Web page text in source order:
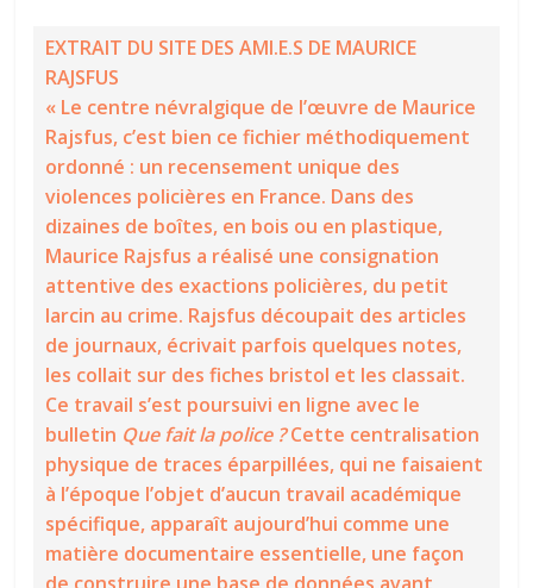
EXTRAIT DU SITE DES AMI.E.S DE MAURICE
RAJSFUS
« Le centre névralgique de l’œuvre de Maurice
Rajsfus, c’est bien ce fichier méthodiquement
ordonné : un recensement unique des
violences policières en France. Dans des
dizaines de boîtes, en bois ou en plastique,
Maurice Rajsfus a réalisé une consignation
attentive des exactions policières, du petit
larcin au crime. Rajsfus découpait des articles
de journaux, écrivait parfois quelques notes,
les collait sur des fiches bristol et les classait.
Ce travail s’est poursuivi en ligne avec le
bulletin Que fait la police ?Cette centralisation
physique de traces éparpillées, qui ne faisaient
à l’époque l’objet d’aucun travail académique
spécifique, apparaît aujourd’hui comme une
matière documentaire essentielle, une façon